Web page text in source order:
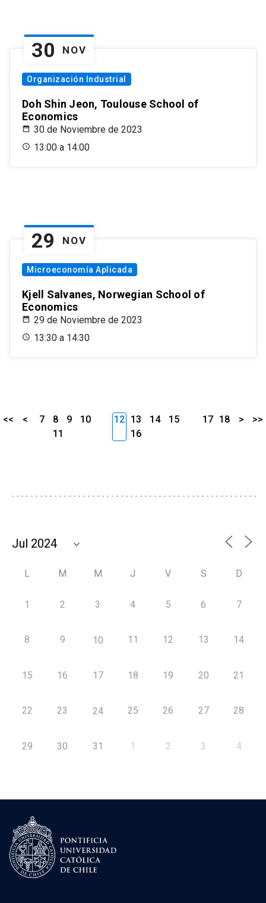
30 NOV
Organización Industrial
Doh Shin Jeon, Toulouse School of
Economics
30 de Noviembre de 2023
13:00 a 14:00
29 NOV
Microeconomía Aplicada
Kjell Salvanes, Norwegian School of
Economics
29 de Noviembre de 2023
13:30 a 14:30
<< < 7 8 9
10
11
12 13 14
15
16
17 18 > >>
L M M J V S D
1 2 3 4 5 6 7
8 9 10 11 12 13 14
15 16 17 18 19 20 21
22 23 24 25 26 27 28
29 30 31 1 2 3 4